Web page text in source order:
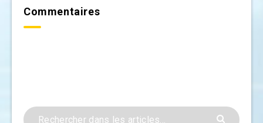
Commentaires